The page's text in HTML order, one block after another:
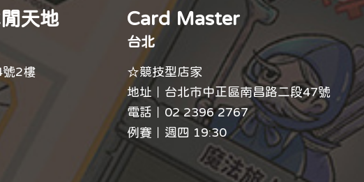
天地
號2樓
Card Master
台北
☆競技型店家
地址｜台北市中正區南昌路二段47號
電話｜ 02 2396 2767
例賽｜週四 19:30